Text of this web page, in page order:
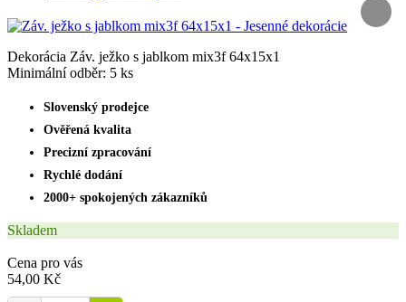
Dekorácia Záv. ježko s jablkom mix3f 64x15x1
Minimální odběr: 5 ks
Slovenský prodejce
Ověřená kvalita
Precizní zpracování
Rychlé dodání
2000+ spokojených zákazníků
Skladem
Cena pro vás
54,00 Kč